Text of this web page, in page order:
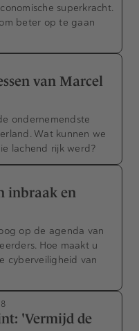
superkracht.
beter op te gaan
van Marcel
ondernemendste
Wat kunnen we
lachend rijk werd?
inbraak en
op de agenda van
Hoe maakt u
cyberveiligheid van
'Vermijd de